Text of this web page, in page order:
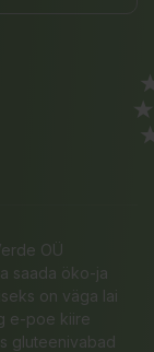
OÜ
saada öko-ja
on väga lai
e-poe kiire
gluteenivabad